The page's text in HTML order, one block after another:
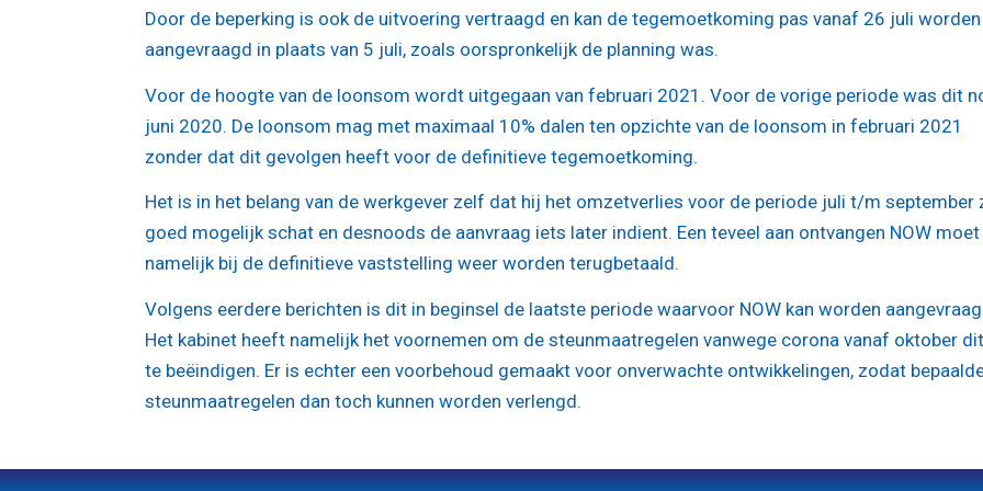
Door de beperking is ook de uitvoering vertraagd en kan de tegemoetkoming pas vanaf 26 juli worden
aangevraagd in plaats van 5 juli, zoals oorspronkelijk de planning was.
Voor de hoogte van de loonsom wordt uitgegaan van februari 2021. Voor de vorige periode was dit
juni 2020. De loonsom mag met maximaal 10% dalen ten opzichte van de loonsom in februari 2021
zonder dat dit gevolgen heeft voor de definitieve tegemoetkoming.
Het is in het belang van de werkgever zelf dat hij het omzetverlies voor de periode juli t/m september
goed mogelijk schat en desnoods de aanvraag iets later indient. Een teveel aan ontvangen NOW moet
namelijk bij de definitieve vaststelling weer worden terugbetaald.
Volgens eerdere berichten is dit in beginsel de laatste periode waarvoor NOW kan worden
Het kabinet heeft namelijk het voornemen om de steunmaatregelen vanwege corona vanaf oktober
te beëindigen. Er is echter een voorbehoud gemaakt voor onverwachte ontwikkelingen, zodat
steunmaatregelen dan toch kunnen worden verlengd.